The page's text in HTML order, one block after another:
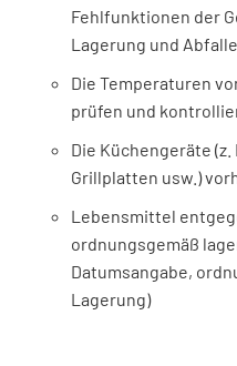
Fehlfunktionen der
Lagerung und
Die Temperaturen
prüfen und
Die Küchengeräte
Grillplatten usw.)
Lebensmittel
ordnungsgemäß
Datumsangabe,
Lagerung)